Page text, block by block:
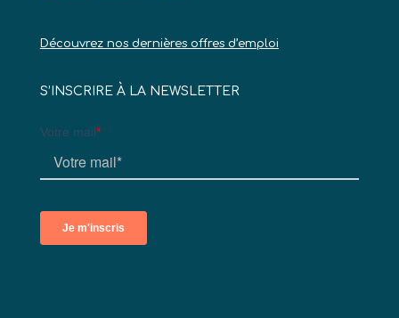
Découvrez nos dernières offres d’emploi
S’INSCRIRE À LA NEWSLETTER